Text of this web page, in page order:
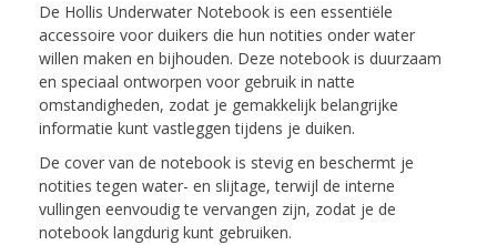
De Hollis Underwater Notebook is een essentiële
accessoire voor duikers die hun notities onder water
willen maken en bijhouden. Deze notebook is duurzaam
en speciaal ontworpen voor gebruik in natte
omstandigheden, zodat je gemakkelijk belangrijke
informatie kunt vastleggen tijdens je duiken.
De cover van de notebook is stevig en beschermt je
notities tegen water- en slijtage, terwijl de interne
vullingen eenvoudig te vervangen zijn, zodat je de
notebook langdurig kunt gebruiken.